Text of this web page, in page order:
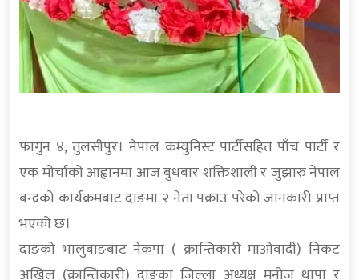
फागुन ४, तुलसीपुर। नेपाल कम्युनिस्ट पार्टीसहित पाँच पार्टी र
एक मोर्चाको आह्वानमा आज बुधबार शक्तिशाली र जुझारु नेपाल
बन्दको कार्यक्रमबाट दाङमा २ नेता पक्राउ परेको जानकारी प्राप्त
भएको छ।
दाङको भालुबाङबाट नेकपा ( क्रान्तिकारी माओवादी) निकट